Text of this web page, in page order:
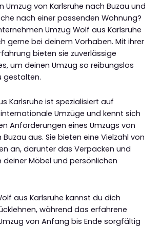
Umzug von Karlsruhe nach Buzau und
nach einer passenden Wohnung?
Umzug Wolf aus Karlsruhe
gerne bei deinem Vorhaben. Mit ihrer
bieten sie zuverlässige
um deinen Umzug so reibungslos
gestalten.
Karlsruhe ist spezialisiert auf
Umzüge und kennt sich
Anforderungen eines Umzugs von
aus. Sie bieten eine Vielzahl von
an, darunter das Verpacken und
deiner Möbel und persönlichen
aus Karlsruhe kannst du dich
während das erfahrene
von Anfang bis Ende sorgfältig